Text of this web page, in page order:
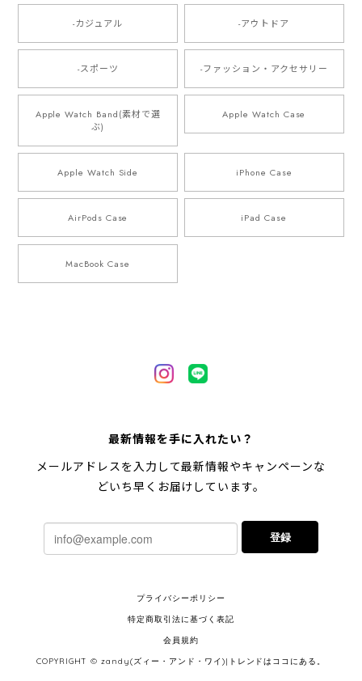
-カジュアル -アウトドア
-スポーツ -ファッション・アクセサリー
Apple Watch Band(素材で選
ぶ)
Apple Watch Case
Apple Watch Side iPhone Case
AirPods Case iPad Case
MacBook Case
最新情報を手に入れたい？
メールアドレスを入力して最新情報やキャンペーンな
どいち早くお届けしています。
登録
プライバシーポリシー
特定商取引法に基づく表記
会員規約
COPYRIGHT © zandy(ズィー・アンド・ワイ)|トレンドはココにある。